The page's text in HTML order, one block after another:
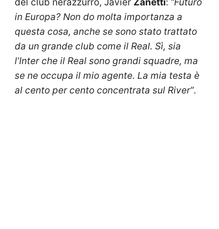
in Europa? Non do molta importanza a
questa cosa, anche se sono stato trattato
da un grande club come il Real. Sì, sia
l’Inter che il Real sono grandi squadre, ma
se ne occupa il mio agente. La mia testa è
al cento per cento concentrata sul River”.